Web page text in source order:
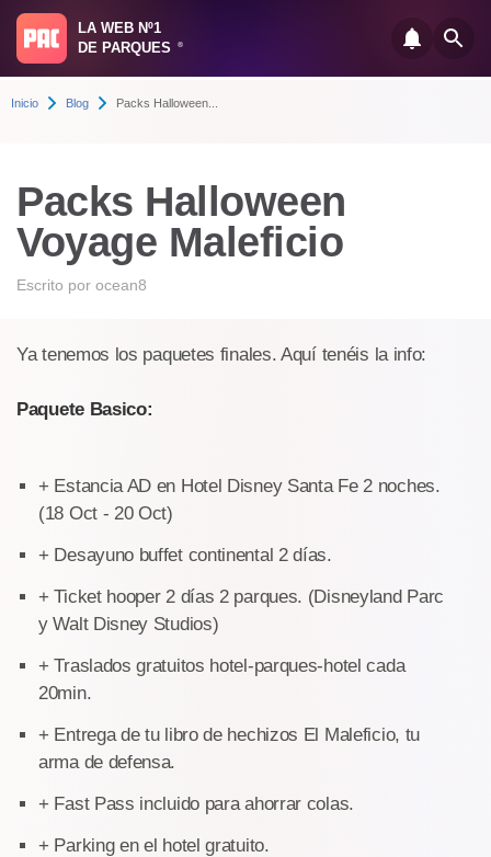
LA WEB Nº1
DE PARQUES
®
Inicio Blog Packs Halloween...
Packs Halloween
Voyage Maleficio
Escrito por ocean8
Ya tenemos los paquetes finales. Aquí tenéis la info:
Paquete Basico:
+ Estancia AD en Hotel Disney Santa Fe 2 noches.
(18 Oct - 20 Oct)
+ Desayuno buffet continental 2 días.
+ Ticket hooper 2 días 2 parques. (Disneyland Parc
y Walt Disney Studios)
+ Traslados gratuitos hotel-parques-hotel cada
20min.
+ Entrega de tu libro de hechizos El Maleficio, tu
arma de defensa.
+ Fast Pass incluido para ahorrar colas.
+ Parking en el hotel gratuito.